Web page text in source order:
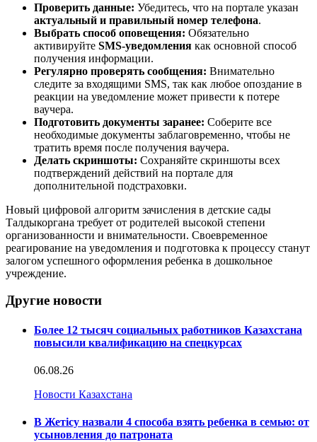
Проверить данные: Убедитесь, что на портале указан
актуальный и правильный номер телефона.
Выбрать способ оповещения: Обязательно
активируйте SMS-уведомления как основной способ
получения информации.
Регулярно проверять сообщения: Внимательно
следите за входящими SMS, так как любое опоздание в
реакции на уведомление может привести к потере
ваучера.
Подготовить документы заранее: Соберите все
необходимые документы заблаговременно, чтобы не
тратить время после получения ваучера.
Делать скриншоты: Сохраняйте скриншоты всех
подтверждений действий на портале для
дополнительной подстраховки.
Новый цифровой алгоритм зачисления в детские сады
Талдыкоргана требует от родителей высокой степени
организованности и внимательности. Своевременное
реагирование на уведомления и подготовка к процессу станут
залогом успешного оформления ребенка в дошкольное
учреждение.
Другие новости
Более 12 тысяч социальных работников Казахстана
повысили квалификацию на спецкурсах
06.08.26
Новости Казахстана
В Жетісу назвали 4 способа взять ребенка в семью: от
усыновления до патроната